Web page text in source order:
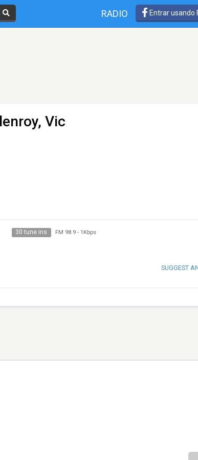
RADIO Entrar usando
Vic
30 tune ins FM 98.9- 1Kbps
SUGGEST